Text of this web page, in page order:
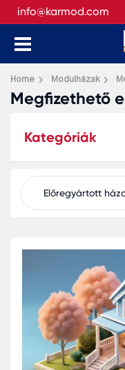
info@karmod.com
Home Modulházak
Megfizethető
Kategóriák
Előregyártott